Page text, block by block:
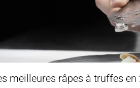
meilleures râpes à truffes en